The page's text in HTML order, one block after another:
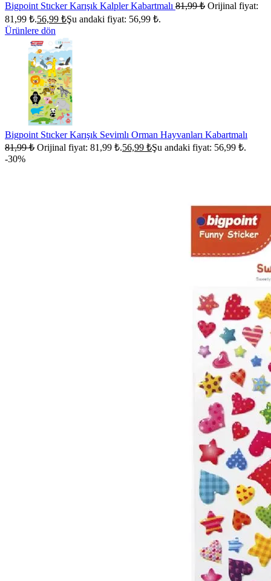
Bigpoint Stıcker Karışık Kalpler Kabartmalı 81,99₺ Orijinal fiyat:
81,99 ₺.56,99 ₺Şu andaki fiyat: 56,99 ₺.
Ürünlere dön
Bigpoint Stıcker Karışık Sevimlı Orman Hayvanları Kabartmalı
81,99₺ Orijinal fiyat: 81,99 ₺.56,99 ₺Şu andaki fiyat: 56,99 ₺.
-30%